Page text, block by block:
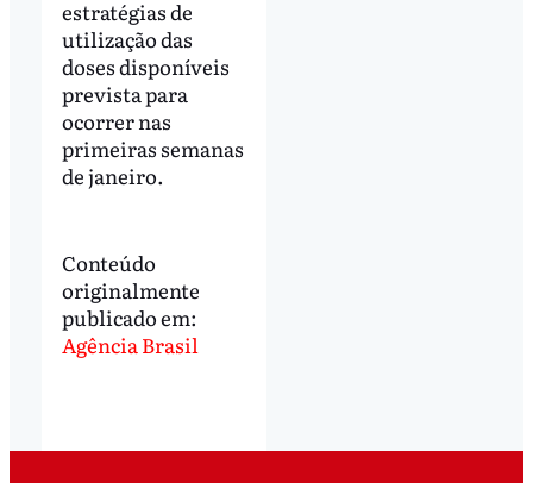
estratégias de
utilização das
doses disponíveis
prevista para
ocorrer nas
primeiras semanas
de janeiro.
Conteúdo
originalmente
publicado em:
Agência Brasil